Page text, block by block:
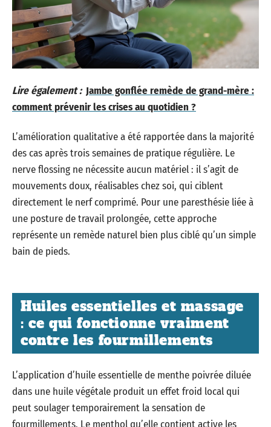
Lire également : Jambe gonflée remède de grand-mère :
comment prévenir les crises au quotidien ?
L’amélioration qualitative a été rapportée dans la majorité
des cas après trois semaines de pratique régulière. Le
nerve flossing ne nécessite aucun matériel : il s’agit de
mouvements doux, réalisables chez soi, qui ciblent
directement le nerf comprimé. Pour une paresthésie liée à
une posture de travail prolongée, cette approche
représente un remède naturel bien plus ciblé qu’un simple
bain de pieds.
Huiles essentielles et massage
: ce qui fonctionne vraiment
contre les fourmillements
L’application d’huile essentielle de menthe poivrée diluée
dans une huile végétale produit un effet froid local qui
peut soulager temporairement la sensation de
fourmillements. Le menthol qu’elle contient active les